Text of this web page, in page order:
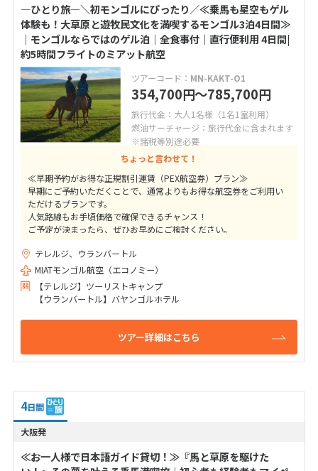
―ひとり旅―＼初モンゴルにぴったり／≪乗馬も星空もゲル
体験も！大草原と遊牧民文化を満喫するモンゴル3泊4日間≫
｜モンゴルならではのゲル泊｜全食事付｜直行便利用 4日間|
約5時間フライトのミアット航空
ツアーコード： MN-KAKT-O1
354,700円〜785,700円
旅行代金：大人1名様（1名1室利用）
燃油サーチャージ：旅行代金に含まれます
※諸税等別途必要
ちょっと言わせて！
≪早期予約がお得な正規割引運賃（PEX航空券）プラン≫
早期にご予約いただくことで、通常よりもお得な航空券をご利用い
ただけるプランです。
人気路線もお手頃価格で確保できるチャンス！
ご予定が決まったら、ぜひお早めにご検討ください。
★ご出発41日前までの変更取消料は10,000円（目安額）！
高額なキャンセル料はかかりませんのでご安心下さい
テレルジ、ウランバートル
MIATモンゴル航空（エコノミー）
【テレルジ】ツーリストキャンプ
【ウランバートル】バヤンゴルホテル
ツアー詳細はこちら
4日間
大阪発
≪お一人様で日本語ガイド貸切！≫『馬と草原を駆けた